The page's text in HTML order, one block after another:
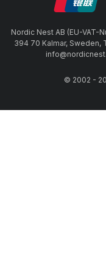
Nordic Nest AB (EU-VAT-
394 70 Kalmar, Sweden,
© 2002 -